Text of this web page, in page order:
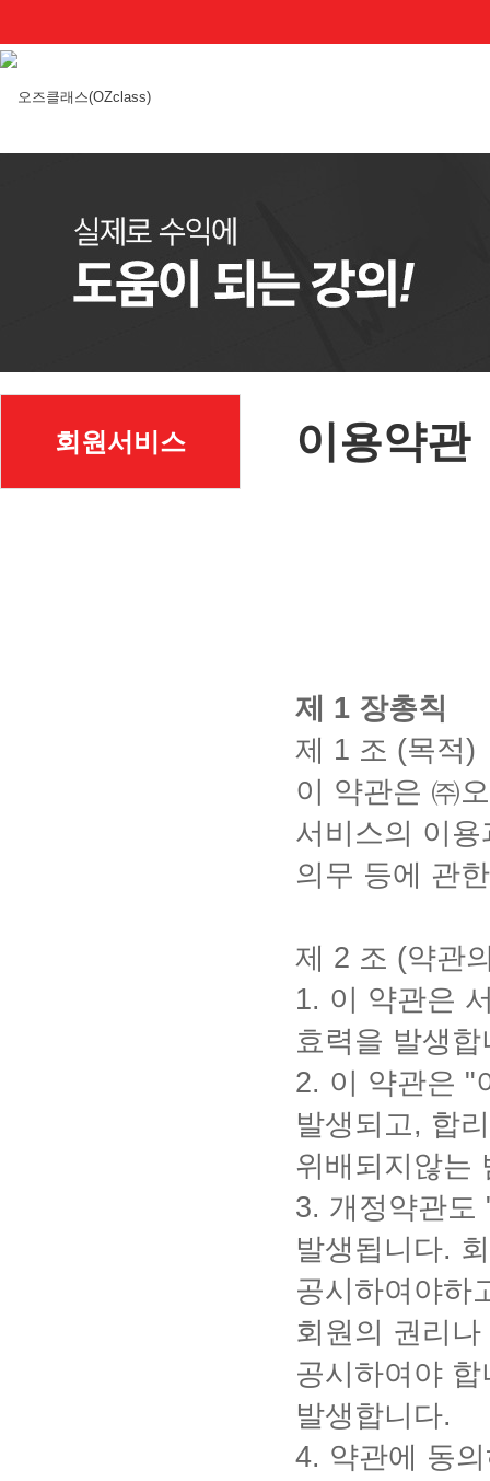
회원서비스 이용약관
제 1 장총칙
제
1 조 (목적)
이 약관은 ㈜
서비스의 이
의무 등에 관
제 2 조 (약관
1. 이 약관은
효력을 발생합
2. 이 약관은 "
발생되고, 합
위배되지않는
3. 개정약관도
발생됩니다.
공시하여야하
회원의 권리
공시하여야 합
발생합니다.
4. 약관에 동